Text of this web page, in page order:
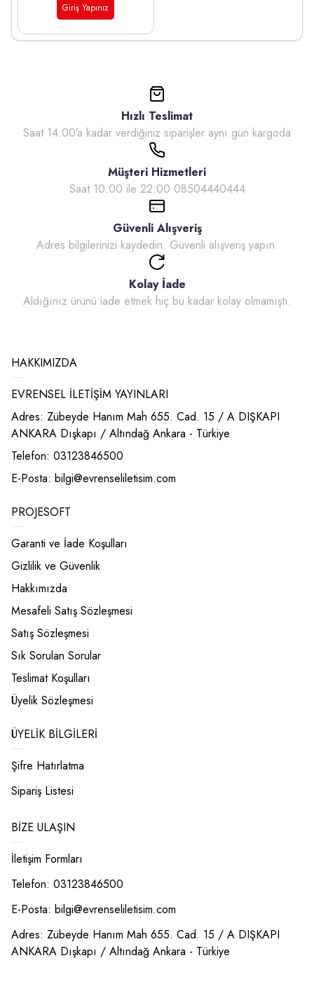
Giriş Yapınız
Hızlı Teslimat
Saat 14:00’a kadar verdiğiniz siparişler aynı gün kargoda
Müşteri Hizmetleri
Saat 10:00 ile 22:00 08504440444
Güvenli Alışveriş
Adres bilgilerinizi kaydedin. Güvenli alışveriş yapın.
Kolay İade
Aldığınız ürünü iade etmek hiç bu kadar kolay olmamıştı.
HAKKIMIZDA
EVRENSEL İLETİŞİM YAYINLARI
Adres: Zübeyde Hanım Mah 655. Cad. 15 / A DIŞKAPI
ANKARA Dışkapı / Altındağ Ankara - Türkiye
Telefon: 03123846500
E-Posta: bilgi@evrenseliletisim.com
PROJESOFT
Garanti ve İade Koşulları
Gizlilik ve Güvenlik
Hakkımızda
Mesafeli Satış Sözleşmesi
Satış Sözleşmesi
Sık Sorulan Sorular
Teslimat Koşulları
Üyelik Sözleşmesi
ÜYELIK BILGILERI
Şifre Hatırlatma
Sipariş Listesi
BIZE ULAŞIN
İletişim Formları
Telefon: 03123846500
E-Posta: bilgi@evrenseliletisim.com
Adres: Zübeyde Hanım Mah 655. Cad. 15 / A DIŞKAPI
ANKARA Dışkapı / Altındağ Ankara - Türkiye